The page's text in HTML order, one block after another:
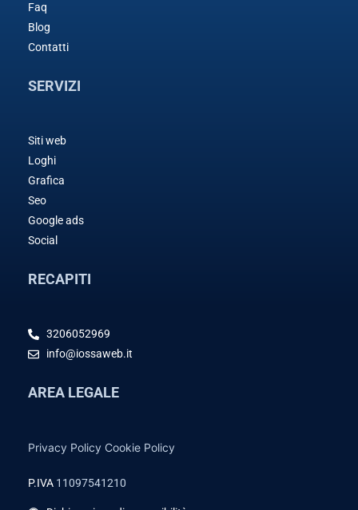
Faq
Blog
Contatti
SERVIZI
Siti web
Loghi
Grafica
Seo
Google ads
Social
RECAPITI
3206052969
info@iossaweb.it
AREA LEGALE
Privacy Policy Cookie Policy
P.IVA 11097541210